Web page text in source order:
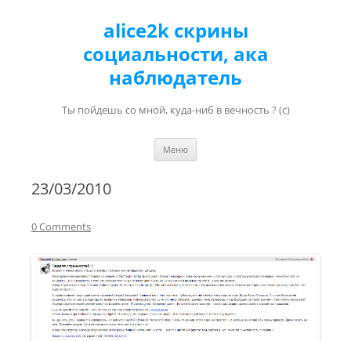
alice2k скрины
социальности, ака
наблюдатель
Ты пойдешь со мной, куда-ниб в вечность ? (с)
Меню
23/03/2010
0 Comments